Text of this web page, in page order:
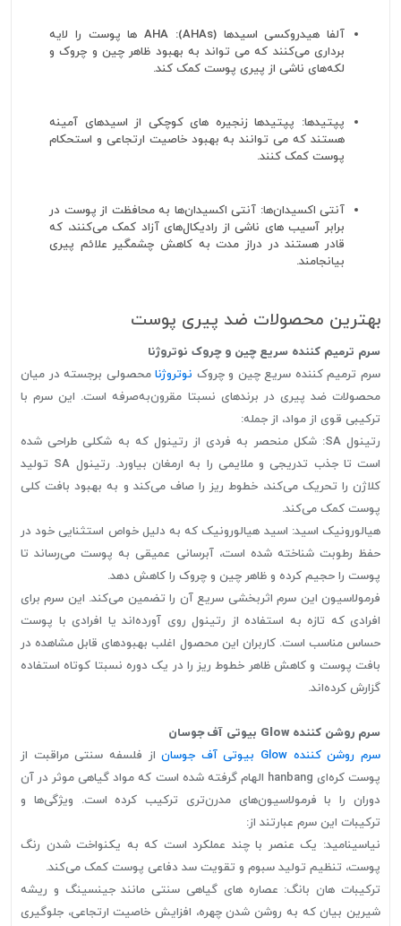
آلفا هیدروکسی اسیدها (AHAs): AHA ها پوست را لایه
برداری می‌کنند که می تواند به بهبود ظاهر چین و چروک و
لکه‌های ناشی از پیری پوست کمک کند.
پپتیدها: پپتیدها زنجیره های کوچکی از اسیدهای آمینه
هستند که می توانند به بهبود خاصیت ارتجاعی و استحکام
پوست کمک کنند.
آنتی اکسیدان‌ها: آنتی اکسیدان‌ها به محافظت از پوست در
برابر آسیب های ناشی از رادیکال‌های آزاد کمک می‌کنند، که
قادر هستند در دراز مدت به کاهش چشمگیر علائم پیری
بیانجامند.
بهترین محصولات ضد پیری پوست
سرم ترمیم کننده سریع چین و چروک نوتروژنا
سرم ترمیم کننده سریع چین و چروک نوتروژنامحصولی برجسته در میان
محصولات ضد پیری در برندهای نسبتا مقرون‌به‌صرفه است. این سرم با
ترکیبی قوی از مواد، از جمله:
رتینول SA: شکل منحصر به فردی از رتینول که به شکلی طراحی شده
است تا جذب تدریجی و ملایمی را به ارمغان بیاورد. رتینول SA تولید
کلاژن را تحریک می‌کند، خطوط ریز را صاف می‌کند و به بهبود بافت کلی
پوست کمک می‌کند.
هیالورونیک اسید: اسید هیالورونیک که به دلیل خواص استثنایی خود در
حفظ رطوبت شناخته شده است، آبرسانی عمیقی به پوست می‌رساند تا
پوست را حجیم کرده و ظاهر چین و چروک را کاهش دهد.
فرمولاسیون این سرم اثربخشی سریع آن را تضمین می‌کند. این سرم برای
افرادی که تازه به استفاده از رتینول روی آورده‌اند یا افرادی با پوست
حساس مناسب است. کاربران این محصول اغلب بهبودهای قابل مشاهده در
بافت پوست و کاهش ظاهر خطوط ریز را در یک دوره نسبتا کوتاه استفاده
گزارش کرده‌اند.
سرم روشن کننده Glow بیوتی آف جوسان
سرم روشن کننده Glow بیوتی آف جوسان
از فلسفه سنتی مراقبت از
پوست کره‌ای hanbang الهام گرفته شده است که مواد گیاهی موثر در آن
دوران را با فرمولاسیون‌های مدرن‌تری ترکیب کرده است. ویژگی‌ها و
ترکیبات این سرم عبارتند از:
نیاسینامید: یک عنصر با چند عملکرد است که به یکنواخت شدن رنگ
پوست، تنظیم تولید سبوم و تقویت سد دفاعی پوست کمک می‌کند.
ترکیبات هان بانگ: عصاره های گیاهی سنتی مانند جینسینگ و ریشه
شیرین بیان که به روشن شدن چهره، افزایش خاصیت ارتجاعی، جلوگیری